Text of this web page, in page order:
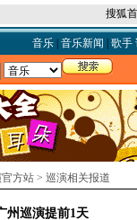
搜狐
音乐| 音乐新闻 歌手
方站 > 巡演相关报道
州巡演提前1天